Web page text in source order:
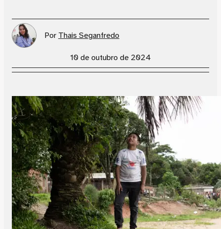
Por Thais Seganfredo
10 de outubro de 2024